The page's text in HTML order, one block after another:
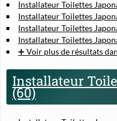
Installateur Toilettes
Installateur Toilettes
Installateur Toilettes
Installateur Toilettes
➕ Voir plus de résultats
Installateur
(60)